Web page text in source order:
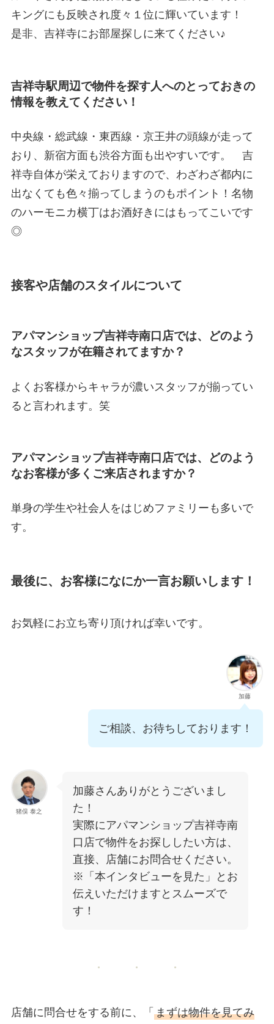
キングにも反映され度々１位に輝いています！
是非、吉祥寺にお部屋探しに来てください♪
吉祥寺駅周辺で物件を探す人へのとっておきの
情報を教えてください！
中央線・総武線・東西線・京王井の頭線が走って
おり、新宿方面も渋谷方面も出やすいです。 吉
祥寺自体が栄えておりますので、わざわざ都内に
出なくても色々揃ってしまうのもポイント！名物
のハーモニカ横丁はお酒好きにはもってこいです
◎
接客や店舗のスタイルについて
アパマンショップ吉祥寺南口店では、どのよう
なスタッフが在籍されてますか？
よくお客様からキャラが濃いスタッフが揃ってい
ると言われます。笑
アパマンショップ吉祥寺南口店では、どのよう
なお客様が多くご来店されますか？
単身の学生や社会人をはじめファミリーも多いで
す。
最後に、お客様になにか一言お願いします！
お気軽にお立ち寄り頂ければ幸いです。
加藤
ご相談、お待ちしております！
猪俣 泰之
加藤さんありがとうございまし
た！
実際にアパマンショップ吉祥寺南
口店で物件をお探ししたい方は、
直接、店舗にお問合せください。
※「本インタビューを見た」とお
伝えいただけますとスムーズで
す！
店舗に問合せをする前に、「 まずは物件を見てみ